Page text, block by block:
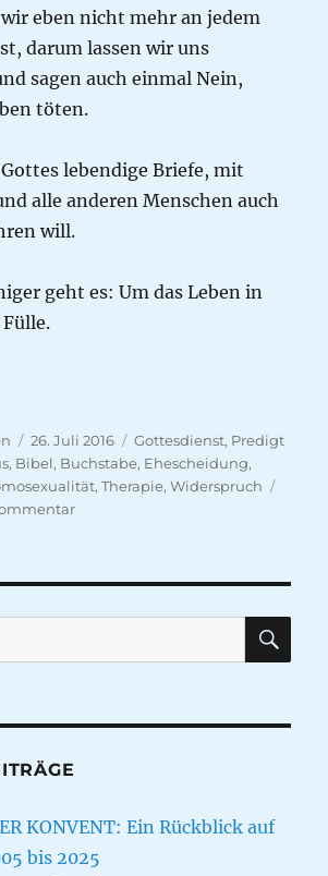
eben nicht mehr an jedem
darum lassen wir uns
sagen auch einmal Nein,
töten.
lebendige Briefe, mit
alle anderen Menschen auch
will.
geht es: Um das Leben in
Veröffentlicht
am
26. Juli 2016 Kategorien
Gottesdienst, Predigt
, Bibel, Buchstabe, Ehescheidung,
,Therapie,Widerspruch
zu
Bibel
zum
KONVENT: Ein Rückblick auf
bis 2025